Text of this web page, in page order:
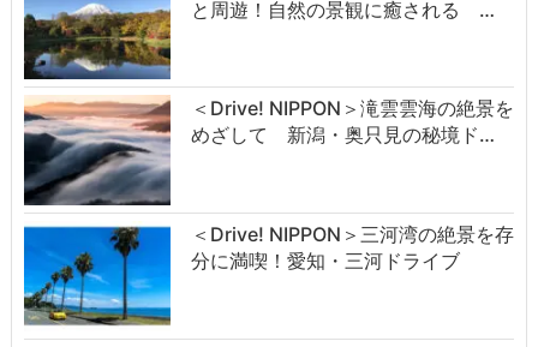
と周遊！自然の景観に癒される …
＜Drive! NIPPON＞滝雲雲海の絶景を
めざして 新潟・奥只見の秘境ド…
＜Drive! NIPPON＞三河湾の絶景を存
分に満喫！愛知・三河ドライブ